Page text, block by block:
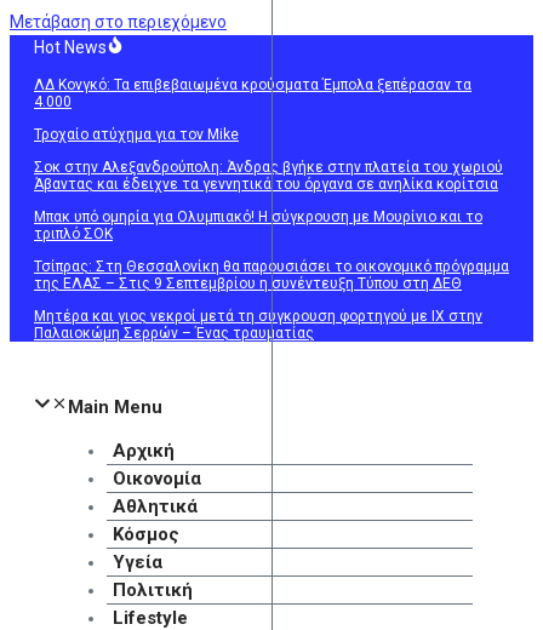
Μετάβαση στο περιεχόμενο
Hot News
ΛΔ Κονγκό: Τα επιβεβαιωμένα κρούσματα Έμπολα ξεπέρασαν τα
4.000
Τροχαίο ατύχημα για τον Mike
Σοκ στην Αλεξανδρούπολη: Άνδρας βγήκε στην πλατεία του χωριού
Άβαντας και έδειχνε τα γεννητικά του όργανα σε ανηλίκα κορίτσια
Μπακ υπό ομηρία για Ολυμπιακό! Η σύγκρουση με Μουρίνιο και το
τριπλό ΣΟΚ
Τσίπρας: Στη Θεσσαλονίκη θα παρουσιάσει το οικονομικό πρόγραμμα
της ΕΛΑΣ – Στις 9 Σεπτεμβρίου η συνέντευξη Τύπου στη ΔΕΘ
Μητέρα και γιος νεκροί μετά τη σύγκρουση φορτηγού με ΙΧ στην
Παλαιοκώμη Σερρών – Ένας τραυματίας
Main Menu
Αρχική
Οικονομία
Αθλητικά
Κόσμος
Υγεία
Πολιτική
Lifestyle